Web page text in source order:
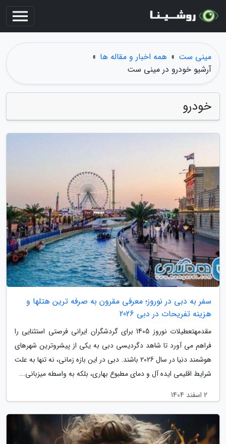
مینی ست » همه اخبار و مقاله ها »
آرشیو خودرو در مینی ست
خودرو
سفر به دبی در نوروز؛ معرفی مقرون به صرفه ترین هتلها و
هزینه تفریحات در دبی 2026
مقدمهتعطیلات نوروز 1405 برای گردشگران ایرانی فرصتی استثنایی را
فراهم می آورد تا شاهد دگردیسی دبی به یکی از پیشروترین شهرهای
هوشمند دنیا در سال 2026 باشند. دبی در این بازه زمانی، نه تنها به علت
شرایط اقلیمی ایده آل و دمای مطبوع بهاری، بلکه به واسطه میزبانی...
2 اسفند 1404